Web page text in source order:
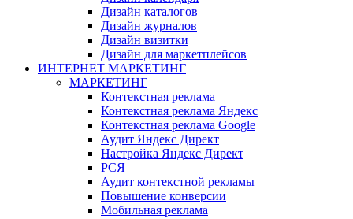
Дизайн каталогов
Дизайн журналов
Дизайн визитки
Дизайн для маркетплейсов
ИНТЕРНЕТ МАРКЕТИНГ
МАРКЕТИНГ
Контекстная реклама
Контекстная реклама Яндекс
Контекстная реклама Google
Аудит Яндекс Директ
Настройка Яндекс Директ
РСЯ
Аудит контекстной рекламы
Повышение конверсии
Мобильная реклама